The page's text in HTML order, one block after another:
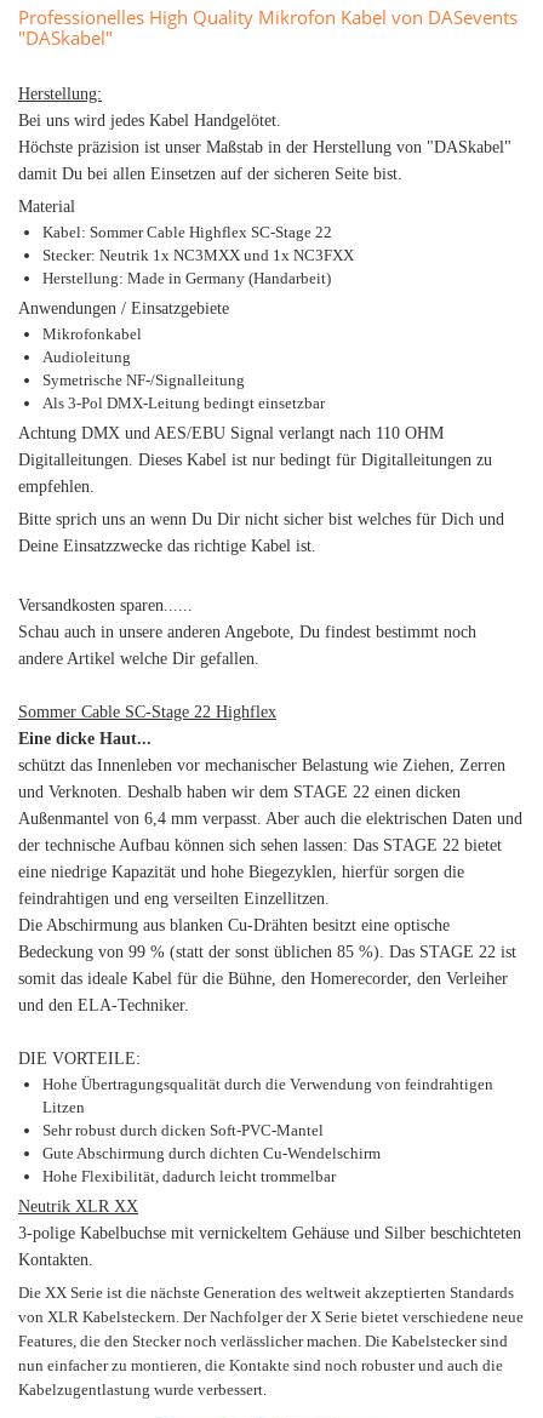
Professionelles High Quality Mikrofon Kabel von DASevents
"DASkabel"
Herstellung:
Bei uns wird jedes Kabel Handgelötet.
Höchste präzision ist unser Maßstab in der Herstellung von "DASkabel"
damit Du bei allen Einsetzen auf der sicheren Seite bist.
Material
Kabel: Sommer Cable Highflex SC-Stage 22
Stecker: Neutrik 1x NC3MXX und 1x NC3FXX
Herstellung: Made in Germany (Handarbeit)
Anwendungen / Einsatzgebiete
Mikrofonkabel
Audioleitung
Symetrische NF-/Signalleitung
Als 3-Pol DMX-Leitung bedingt einsetzbar
Achtung DMX und AES/EBU Signal verlangt nach 110 OHM
Digitalleitungen. Dieses Kabel ist nur bedingt für Digitalleitungen zu
empfehlen.
Bitte sprich uns an wenn Du Dir nicht sicher bist welches für Dich und
Deine Einsatzzwecke das richtige Kabel ist.
Versandkosten sparen......
Schau auch in unsere anderen Angebote, Du findest bestimmt noch
andere Artikel welche Dir gefallen.
Sommer Cable SC-Stage 22 Highflex
Eine dicke Haut...
schützt das Innenleben vor mechanischer Belastung wie Ziehen, Zerren
und Verknoten. Deshalb haben wir dem STAGE 22 einen dicken
Außenmantel von 6,4 mm verpasst. Aber auch die elektrischen Daten und
der technische Aufbau können sich sehen lassen: Das STAGE 22 bietet
eine niedrige Kapazität und hohe Biegezyklen, hierfür sorgen die
feindrahtigen und eng verseilten Einzellitzen.
Die Abschirmung aus blanken Cu-Drähten besitzt eine optische
Bedeckung von 99 % (statt der sonst üblichen 85 %). Das STAGE 22 ist
somit das ideale Kabel für die Bühne, den Homerecorder, den Verleiher
und den ELA-Techniker.
DIE VORTEILE:
Hohe Übertragungsqualität durch die Verwendung von feindrahtigen
Litzen
Sehr robust durch dicken Soft-PVC-Mantel
Gute Abschirmung durch dichten Cu-Wendelschirm
Hohe Flexibilität, dadurch leicht trommelbar
Neutrik XLR XX
3-polige Kabelbuchse mit vernickeltem Gehäuse und Silber beschichteten
Kontakten.
Die XX Serie ist die nächste Generation des weltweit akzeptierten Standards
von XLR Kabelsteckern. Der Nachfolger der X Serie bietet verschiedene neue
Features, die den Stecker noch verlässlicher machen. Die Kabelstecker sind
nun einfacher zu montieren, die Kontakte sind noch robuster und auch die
Kabelzugentlastung wurde verbessert.